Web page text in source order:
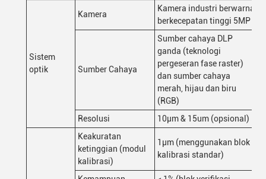
Sistem
optik
Kamera
Kamera industri berwarna
berkecepatan tinggi 5MP
Sumber Cahaya
Sumber cahaya DLP
ganda (teknologi
pergeseran fase raster)
dan sumber cahaya
merah, hijau dan biru
(RGB)
Resolusi
10μm & 15um (opsional)
Keakuratan
ketinggian (modul
kalibrasi)
1μm (menggunakan blok
kalibrasi standar)